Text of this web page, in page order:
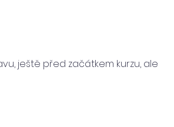
ještě před začátkem kurzu, ale